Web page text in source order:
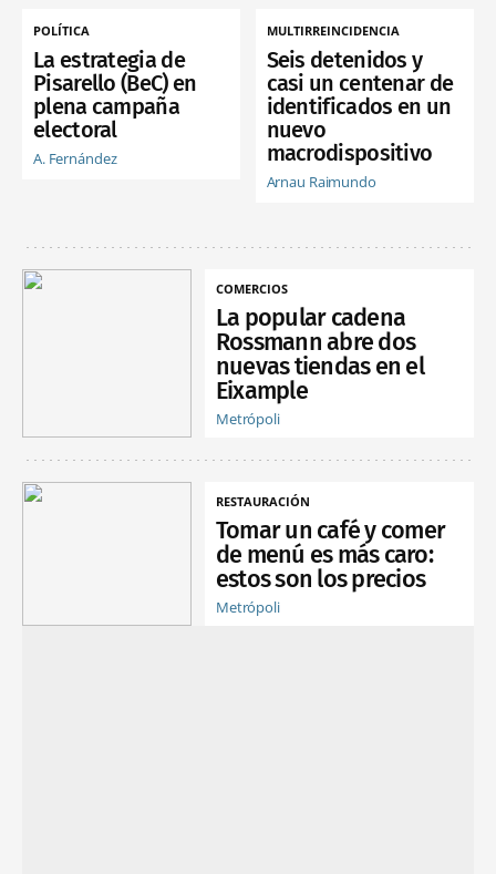
POLÍTICA
La estrategia de
Pisarello (BeC) en
plena campaña
electoral
A. Fernández
MULTIRREINCIDENCIA
Seis detenidos y
casi un centenar de
identificados en un
nuevo
macrodispositivo
Arnau Raimundo
COMERCIOS
La popular cadena
Rossmann abre dos
nuevas tiendas en el
Eixample
Metrópoli
RESTAURACIÓN
Tomar un café y comer
de menú es más caro:
estos son los precios
Metrópoli